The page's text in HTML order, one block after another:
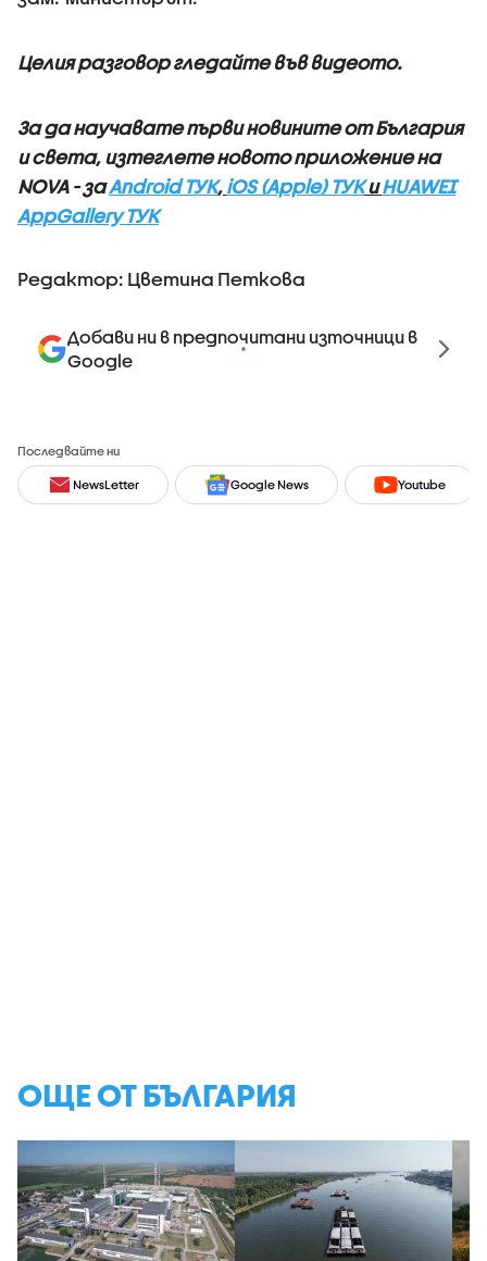
Целия разговор гледайте във видеото.
За да научавате първи новините от България
и света, изтеглете новото приложение на
NOVA - заAndroid ТУК, iOS (Apple) ТУКиHUAWEI
AppGallery ТУК
Редактор: Цветина Петкова
Добави ни в предпочитани източници в
Google
Последвайте ни
NewsLetter Google News Youtube
ОЩЕ ОТ БЪЛГАРИЯ